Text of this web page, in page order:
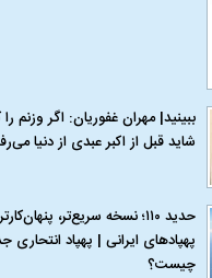
ببینید| مهران غفوریان: اگر وزنم
شاید قبل از اکبر عبدی از دنیا
حدید ۱۱۰؛ نسخه سریع‌تر،
پهپادهای ایرانی | پهپاد انتحاری
چیست؟